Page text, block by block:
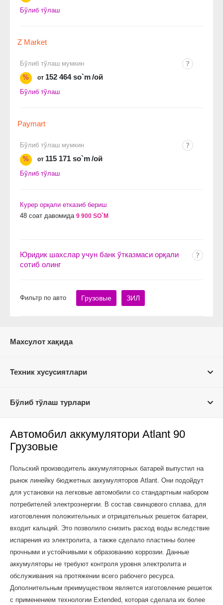
Бўлиб тўлаш
Z Market
Бўлиб тўлаш мумкин
%
от 152 464 so`m/ой
Бўлиб тўлаш
Paymart
Бўлиб тўлаш мумкин
%
от 115 171 so`m/ой
Бўлиб тўлаш
Курер орқали етказиб бериш
48 соат давомида 9 900 SO`M
Юридик шахслар учун банк ўтказмаси орқали
сотиб олинг
Фильтр по авто Грузовые ЗИЛ
Махсулот хақида
Техник хусусиятлари
Бўлиб тўлаш турлари
Автомобил аккумулятори Atlant 90
Грузовые
Польский производитель аккумуляторных батарей выпустил на
рынок линейку бюджетных аккумуляторов Atlant. Они подойдут
для установки на легковые автомобили со стандартным набором
потребителей электроэнергии. В состав свинцового сплава, для
изготовления положительных и отрицательных решеток батареи,
входит кальций. Это позволило снизить расход воды вследствие
испарения из электролита, а также сделало пластины более
прочными и устойчивыми к образованию коррозии. Данные
аккумуляторы не требуют контроля уровня электролита и
обслуживания на протяжении всего рабочего ресурса.
Дополнительным преимуществом является изготовление решеток
с применением технологии Extended, которая сделала их более